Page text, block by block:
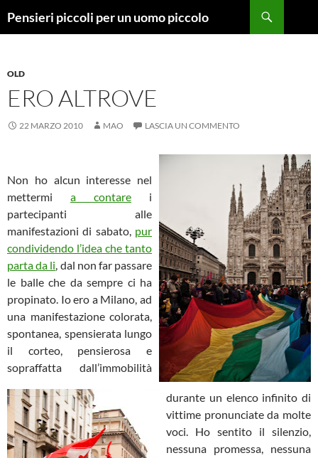
Pensieri piccoli per un uomo piccolo
OLD
ERO ALTROVE
22 MARZO 2010 MAO LASCIA UN COMMENTO
Non ho alcun interesse nel
mettermi a contare i
partecipanti alle
manifestazioni di sabato, pur
condividendo l’idea che tanto
parta da li, dal non far passare
le balle che da sempre ci ha
propinato. Io ero a Milano, ad
una manifestazione colorata,
spontanea, spensierata lungo
il corteo, pensierosa e
sopraffatta dall’immobilità
durante un elenco infinito di
vittime pronunciate da molte
voci. Ho sentito il silenzio,
nessuna promessa, nessuna